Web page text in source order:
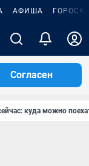
АФИША
Согласен
куда можно